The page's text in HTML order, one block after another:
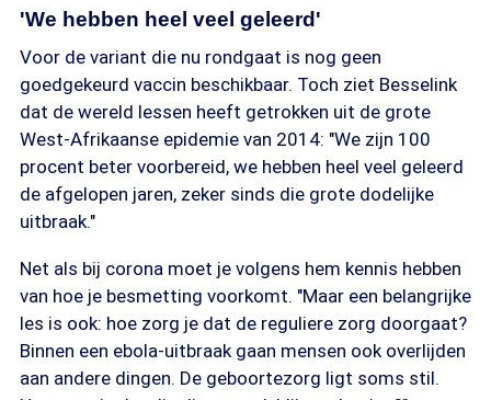
'We hebben heel veel geleerd'
Voor de variant die nu rondgaat is nog geen
goedgekeurd vaccin beschikbaar. Toch ziet Besselink
dat de wereld lessen heeft getrokken uit de grote
West-Afrikaanse epidemie van 2014: "We zijn 100
procent beter voorbereid, we hebben heel veel geleerd
de afgelopen jaren, zeker sinds die grote dodelijke
uitbraak."
Net als bij corona moet je volgens hem kennis hebben
van hoe je besmetting voorkomt. "Maar een belangrijke
les is ook: hoe zorg je dat de reguliere zorg doorgaat?
Binnen een ebola-uitbraak gaan mensen ook overlijden
aan andere dingen. De geboortezorg ligt soms stil.